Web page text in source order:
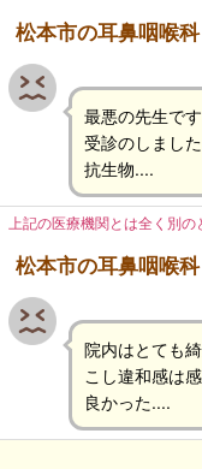
松本市の耳鼻咽喉科
最悪の先生で
受診のしまし
抗生物....
上記の医療機関とは全く別
松本市の耳鼻咽喉科
院内はとても
こし違和感は
良かった....